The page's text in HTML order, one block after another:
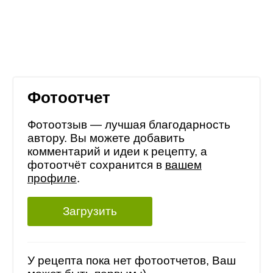
Фотоотчет
Фотоотзыв — лучшая благодарность
автору. Вы можете добавить
комментарий и идеи к рецепту, а
фотоотчёт сохранится в вашем
профиле.
Загрузить
У рецепта пока нет фотоотчетов, Ваш